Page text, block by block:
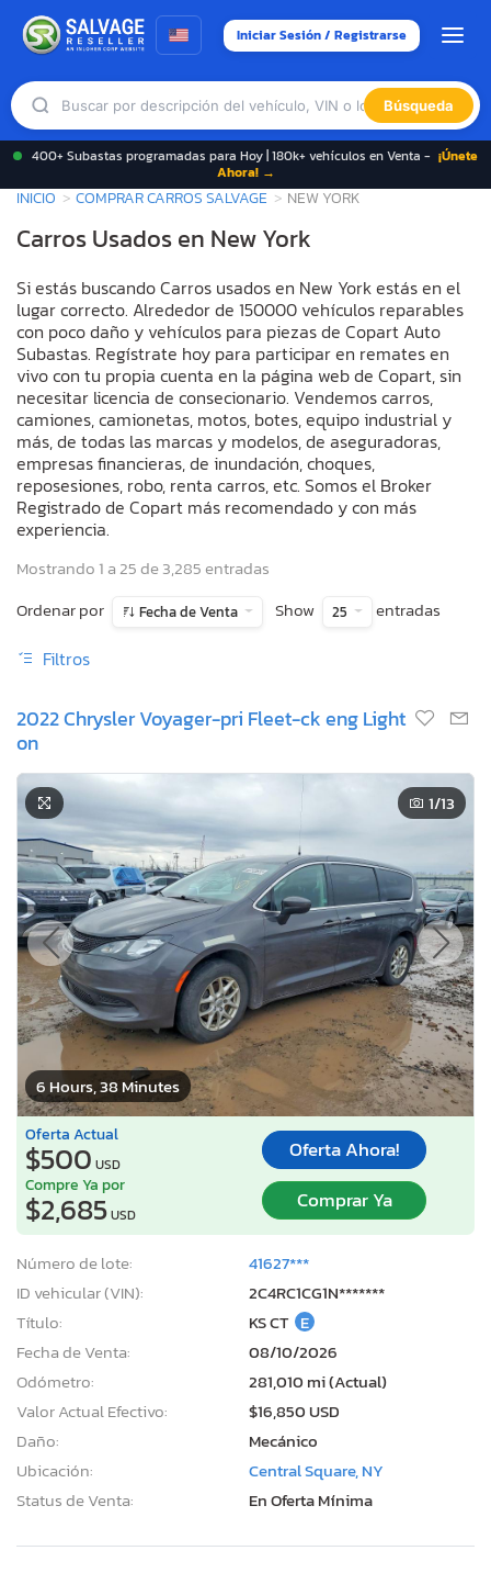
Iniciar Sesión / Registrarse
Búsqueda
400+ Subastas programadas para Hoy | 180k+ vehículos en Venta - ¡Únete
Ahora! →
INICIO COMPRAR CARROS SALVAGE NEW YORK
Carros Usados en New York
Si estás buscando Carros usados en New York estás en el
lugar correcto. Alrededor de 150000 vehículos reparables
con poco daño y vehículos para piezas de Copart Auto
Subastas. Regístrate hoy para participar en remates en
vivo con tu propia cuenta en la página web de Copart, sin
necesitar licencia de consecionario. Vendemos carros,
camiones, camionetas, motos, botes, equipo industrial y
más, de todas las marcas y modelos, de aseguradoras,
empresas financieras, de inundación, choques,
reposesiones, robo, renta carros, etc. Somos el Broker
Registrado de Copart más recomendado y con más
experiencia.
Mostrando 1 a 25 de 3,285 entradas
Ordenar por
Fecha de Venta Show 25 entradas
Filtros
2022 Chrysler Voyager-pri Fleet-ck eng Light
on
6 Hours, 38 Minutes
1/13
Oferta Actual
$500 USD
Oferta Ahora!
Compre Ya por
$2,685USD
Comprar Ya
Número de lote:
41627***
ID vehicular (VIN):
2C4RC1CG1N*******
Título:
KS CT E
Fecha de Venta:
08/10/2026
Odómetro:
281,010 mi (Actual)
Valor Actual Efectivo:
$16,850 USD
Daño:
Mecánico
Ubicación:
Central Square, NY
Status de Venta:
En Oferta Mínima